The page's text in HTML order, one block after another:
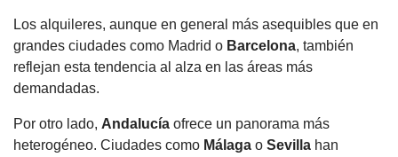
Los alquileres, aunque en general más asequibles que en
grandes ciudades como Madrid o Barcelona, también
reflejan esta tendencia al alza en las áreas más
demandadas.
Por otro lado, Andalucía ofrece un panorama más
heterogéneo. Ciudades como Málaga o Sevilla han